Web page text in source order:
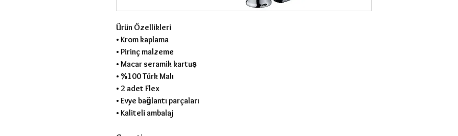
Ürün Özellikleri
• Krom kaplama
• Pirinç malzeme
• Macar seramik kartuş
• %100 Türk Malı
• 2 adet Flex
• Evye bağlantı parçaları
• Kaliteli ambalaj